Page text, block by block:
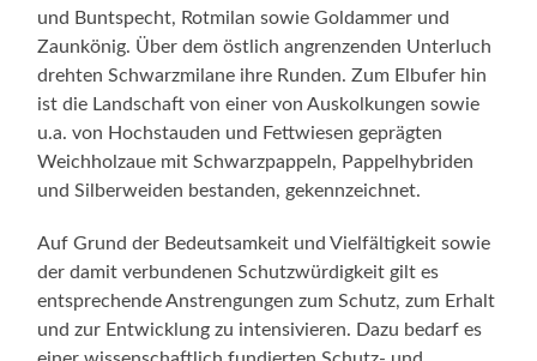
und Buntspecht, Rotmilan sowie Goldammer und
Zaunkönig. Über dem östlich angrenzenden Unterluch
drehten Schwarzmilane ihre Runden. Zum Elbufer hin
ist die Landschaft von einer von Auskolkungen sowie
u.a. von Hochstauden und Fettwiesen geprägten
Weichholzaue mit Schwarzpappeln, Pappelhybriden
und Silberweiden bestanden, gekennzeichnet.
Auf Grund der Bedeutsamkeit und Vielfältigkeit sowie
der damit verbundenen Schutzwürdigkeit gilt es
entsprechende Anstrengungen zum Schutz, zum Erhalt
und zur Entwicklung zu intensivieren. Dazu bedarf es